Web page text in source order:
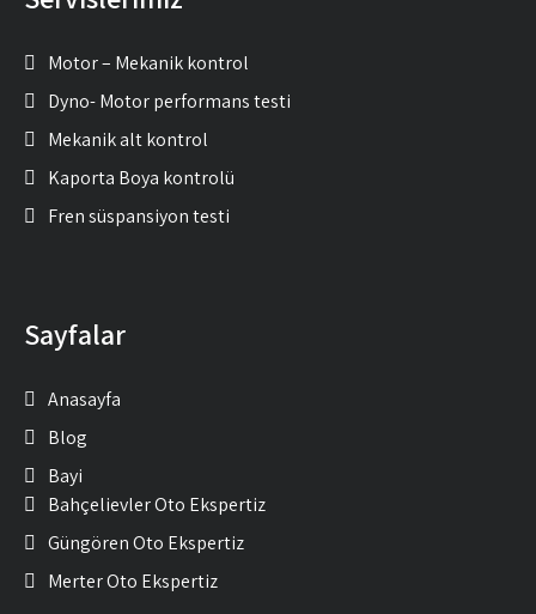
Motor – Mekanik kontrol
Dyno- Motor performans testi
Mekanik alt kontrol
Kaporta Boya kontrolü
Fren süspansiyon testi
Sayfalar
Anasayfa
Blog
Bayi
Bahçelievler Oto Ekspertiz
Güngören Oto Ekspertiz
Merter Oto Ekspertiz